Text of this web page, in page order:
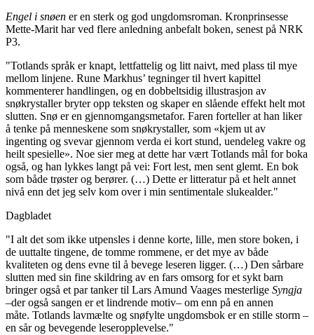
Engel i snøen er en sterk og god ungdomsroman. Kronprinsesse
Mette-Marit har ved flere anledning anbefalt boken, senest på NRK
P3.
"Totlands språk er knapt, lettfattelig og litt naivt, med plass til mye
mellom linjene. Rune Markhus’ tegninger til hvert kapittel
kommenterer handlingen, og en dobbeltsidig illustrasjon av
snøkrystaller bryter opp teksten og skaper en slående effekt helt mot
slutten. Snø er en gjennomgangsmetafor. Faren forteller at han liker
å tenke på menneskene som snøkrystaller, som «kjem ut av
ingenting og svevar gjennom verda ei kort stund, uendeleg vakre og
heilt spesielle». Noe sier meg at dette har vært Totlands mål for boka
også, og han lykkes langt på vei: Fort lest, men sent glemt. En bok
som både trøster og berører. (…) Dette er litteratur på et helt annet
nivå enn det jeg selv kom over i min sentimentale slukealder."
Dagbladet
"I alt det som ikke utpensles i denne korte, lille, men store boken, i
de uuttalte tingene, de tomme rommene, er det mye av både
kvaliteten og dens evne til å bevege leseren ligger. (…) Den sårbare
slutten med sin fine skildring av en fars omsorg for et sykt barn
bringer også et par tanker til Lars Amund Vaages mesterlige Syngja
–der også sangen er et lindrende motiv– om enn på en annen
måte. Totlands lavmælte og snøfylte ungdomsbok er en stille storm ­–
en sår og bevegende leseropplevelse."